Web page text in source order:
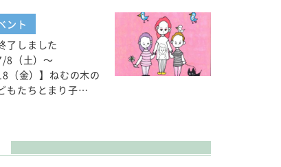
ント
了しました
7/8（土）～
（金）】ねむの木の
もたちとまり子…